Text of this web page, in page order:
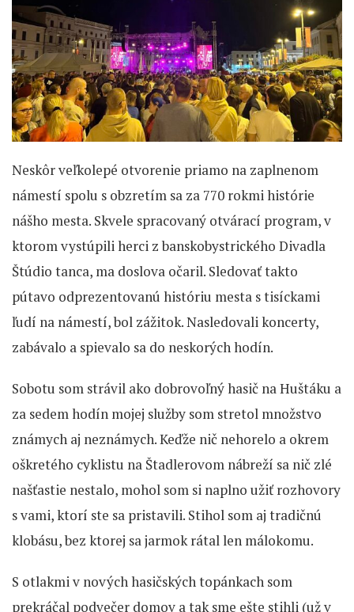
Neskôr veľkolepé otvorenie priamo na zaplnenom
námestí spolu s obzretím sa za 770 rokmi histórie
nášho mesta. Skvele spracovaný otvárací program, v
ktorom vystúpili herci z banskobystrického Divadla
Štúdio tanca, ma doslova očaril. Sledovať takto
pútavo odprezentovanú históriu mesta s tisíckami
ľudí na námestí, bol zážitok. Nasledovali koncerty,
zabávalo a spievalo sa do neskorých hodín.
Sobotu som strávil ako dobrovoľný hasič na Huštáku a
za sedem hodín mojej služby som stretol množstvo
známych aj neznámych. Keďže nič nehorelo a okrem
oškretého cyklistu na Štadlerovom nábreží sa nič zlé
našťastie nestalo, mohol som si naplno užiť rozhovory
s vami, ktorí ste sa pristavili. Stihol som aj tradičnú
klobásu, bez ktorej sa jarmok rátal len málokomu.
S otlakmi v nových hasičských topánkach som
prekráčal podvečer domov a tak sme ešte stihli (už v